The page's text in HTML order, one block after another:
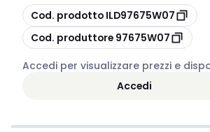
copia
Cod. prodotto ILD97675W07
copia
Cod. produttore 97675W07
Accedi per visualizzare prezzi e
Accedi